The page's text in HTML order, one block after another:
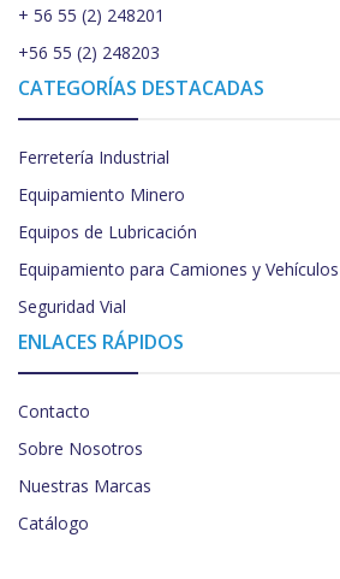
+ 56 55 (2) 248201
+56 55 (2) 248203
CATEGORÍAS DESTACADAS
Ferretería Industrial
Equipamiento Minero
Equipos de Lubricación
Equipamiento para Camiones y Vehículos
Seguridad Vial
ENLACES RÁPIDOS
Contacto
Sobre Nosotros
Nuestras Marcas
Catálogo